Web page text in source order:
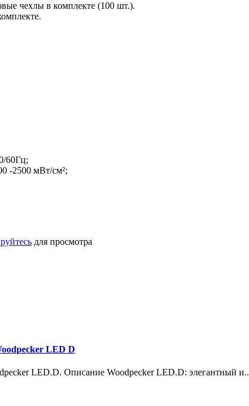
чехлы в комплекте (100 шт.).
60Гц;
-2500 мВт/см²;
для просмотра
LED D
LED.D. Описание Woodpecker LED.D: элегантный и..